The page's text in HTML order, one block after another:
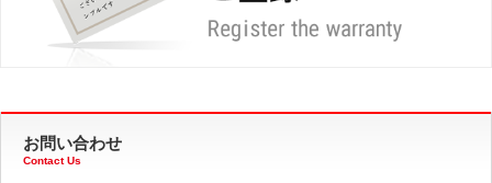
お問い合わせ
Contact Us